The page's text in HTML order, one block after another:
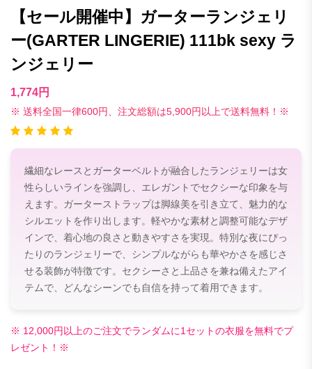
【セール開催中】ガーターランジェリ
ー(GARTER LINGERIE) 111bk sexy ラ
ンジェリー
1,774円
※ 送料全国一律600円、注文総額は5,900円以上で送料無料！※
繊細なレースとガーターベルトが融合したランジェリーは女
性らしいラインを強調し、エレガントでセクシーな印象を与
えます。ガーターストラップは脚線美を引き立て、魅力的な
シルエットを作り出します。軽やかな素材と調整可能なデザ
インで、着心地の良さと動きやすさを実現。特別な夜にぴっ
たりのランジェリーで、シンプルながらも華やかさを感じさ
せる装飾が特徴です。セクシーさと上品さを兼ね備えたアイ
テムで、どんなシーンでも自信を持って着用できます。
※ 12,000円以上のご注文でランダムに1セットの衣服を無料でプ
レゼント！※